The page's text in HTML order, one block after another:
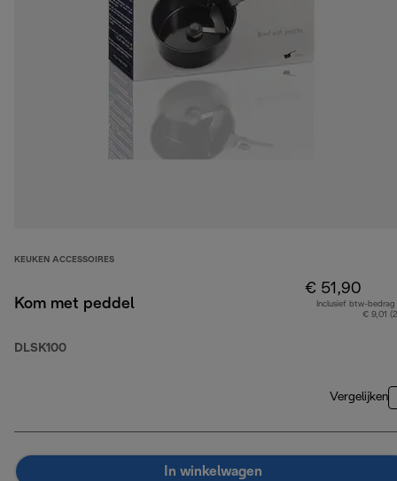
KEUKEN ACCESSOIRES
Kom met peddel
DLSK100
€ 51,90
Inclusief btw-bedrag
€ 9,01
Vergelijken
In winkelwagen